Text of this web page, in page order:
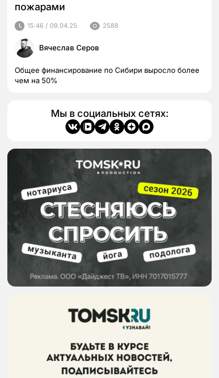
пожарами
15:46 / 09.04.25 2588
Вячеслав Серов
Общее финансирование по Сибири выросло более
чем на 50%
Мы в социальных сетях: